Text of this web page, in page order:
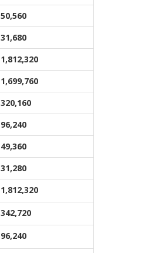
50,560
31,680
1,812,320
1,699,760
320,160
96,240
49,360
31,280
1,812,320
342,720
96,240